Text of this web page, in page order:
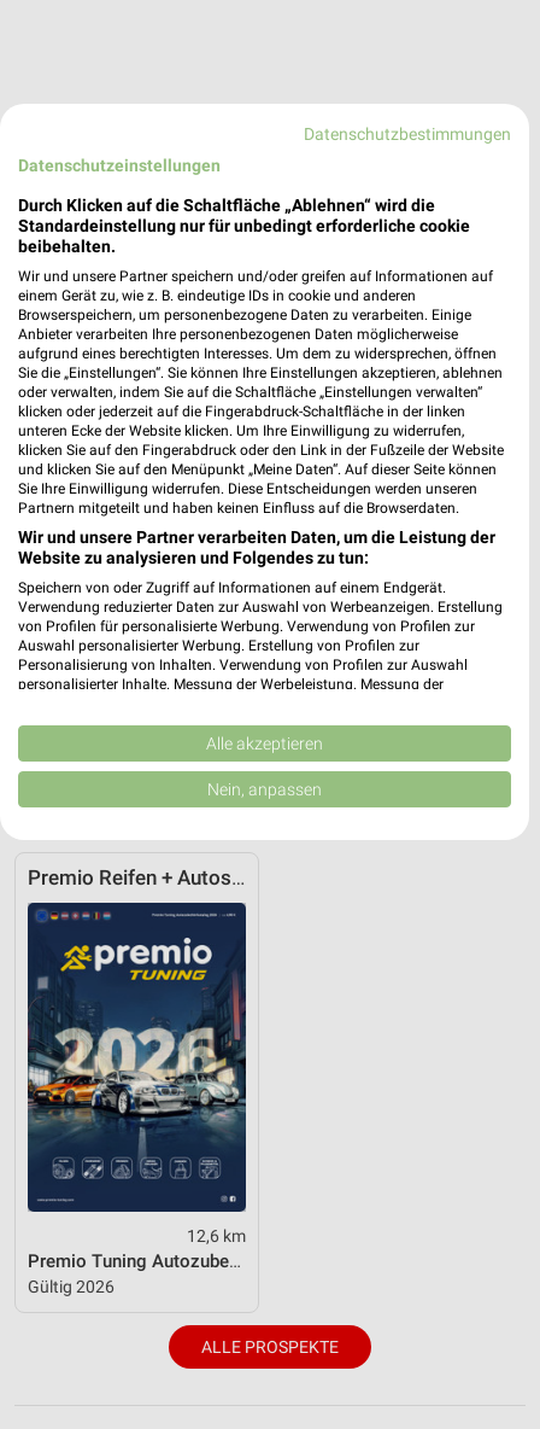
pitstop Hamburg
Oberaltenallee 76
22081 Hamburg
253,93 km
pitstop Hamburg
Rahlstedter Str. 1- 3
22149 Hamburg
248,76 km
Auto & Motorrad Angebote für Norderstedt
und Umgebung
Premio Reifen + Autoservice
12,6 km
Premio Tuning Autozubehörkatalog 2026
Gültig 2026
ALLE PROSPEKTE
Datenschutzbestimmungen
Datenschutzeinstellungen
Durch Klicken auf die Schaltfläche „Ablehnen“ wird die
Standardeinstellung nur für unbedingt erforderliche cookie
beibehalten.
Wir und unsere Partner speichern und/oder greifen auf Informationen auf
einem Gerät zu, wie z. B. eindeutige IDs in cookie und anderen
Browserspeichern, um personenbezogene Daten zu verarbeiten. Einige
Anbieter verarbeiten Ihre personenbezogenen Daten möglicherweise
aufgrund eines berechtigten Interesses. Um dem zu widersprechen, öffnen
Sie die „Einstellungen“. Sie können Ihre Einstellungen akzeptieren, ablehnen
oder verwalten, indem Sie auf die Schaltfläche „Einstellungen verwalten“
klicken oder jederzeit auf die Fingerabdruck-Schaltfläche in der linken
unteren Ecke der Website klicken. Um Ihre Einwilligung zu widerrufen,
klicken Sie auf den Fingerabdruck oder den Link in der Fußzeile der Website
und klicken Sie auf den Menüpunkt „Meine Daten“. Auf dieser Seite können
Sie Ihre Einwilligung widerrufen. Diese Entscheidungen werden unseren
Partnern mitgeteilt und haben keinen Einfluss auf die Browserdaten.
Wir und unsere Partner verarbeiten Daten, um die Leistung der
Website zu analysieren und Folgendes zu tun:
Speichern von oder Zugriff auf Informationen auf einem Endgerät.
Verwendung reduzierter Daten zur Auswahl von Werbeanzeigen. Erstellung
von Profilen für personalisierte Werbung. Verwendung von Profilen zur
Auswahl personalisierter Werbung. Erstellung von Profilen zur
Personalisierung von Inhalten. Verwendung von Profilen zur Auswahl
personalisierter Inhalte. Messung der Werbeleistung. Messung der
Kombinationen von Daten aus verschiedenen Quellen. Entwicklung und
Verbesserung der Angebote. Verwendung reduzierter Daten zur Auswahl
von Inhalten.
Daten können außerhalb der Europäischen Union weitergegeben und in die
USA gesendet werden.
Website/App.
Partnerliste anzeigen (1 IAB-Anbieter)
Wir nutzen Ihre Daten für folgende Zwecke:
IAB-Verarbeitungszwecke:
Speichern von oder Zugriff auf Informationen
auf einem Endgerät
Verwendung reduzierter Daten zur Auswahl von
Werbeanzeigen
Erstellung von Profilen für personalisierte
Werbung
Verwendung von Profilen zur Auswahl
personalisierter Werbung
Erstellung von Profilen zur Personalisierung
von Inhalten
Verwendung von Profilen zur Auswahl
personalisierter Inhalte
Alle akzeptieren
Nein, anpassen